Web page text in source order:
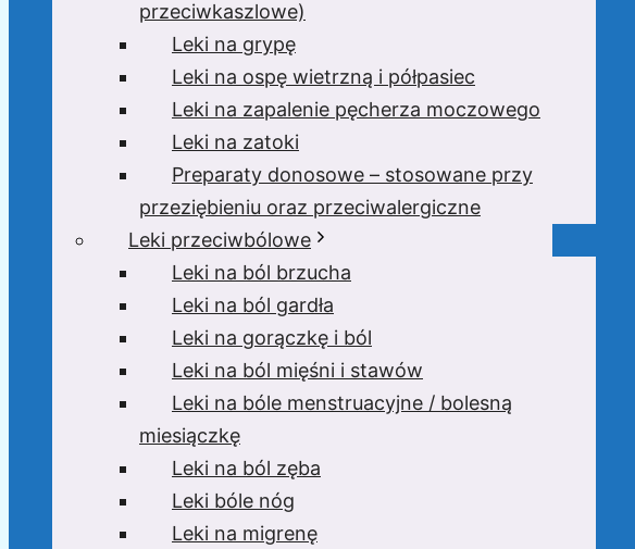
przeciwkaszlowe)
Leki na grypę
Leki na ospę wietrzną i półpasiec
Leki na zapalenie pęcherza moczowego
Leki na zatoki
Preparaty donosowe – stosowane przy
przeziębieniu oraz przeciwalergiczne
Leki przeciwbólowe
Leki na ból brzucha
Leki na ból gardła
Leki na gorączkę i ból
Leki na ból mięśni i stawów
Leki na bóle menstruacyjne / bolesną
miesiączkę
Leki na ból zęba
Leki bóle nóg
Leki na migrenę